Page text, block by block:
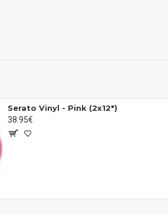
Serato Vinyl - Pink (2x12")
38.95€